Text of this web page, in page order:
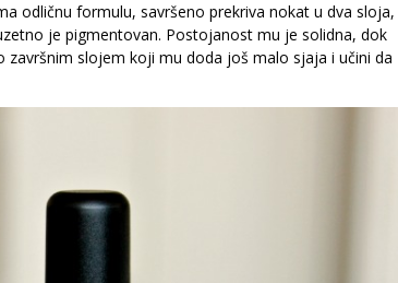
odličnu formulu, savršeno prekriva nokat u dva sloja,
je pigmentovan. Postojanost mu je solidna, dok
završnim slojem koji mu doda još malo sjaja i učini da